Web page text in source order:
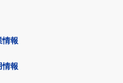
情報
情報